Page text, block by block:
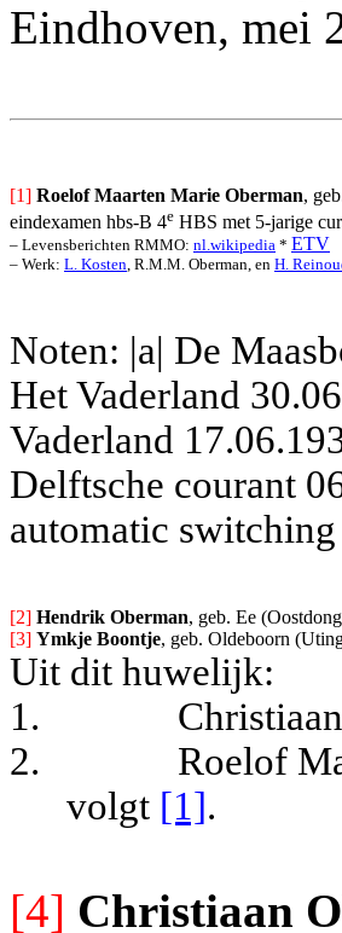
Eindhoven, mei
[1] Roelof Maarten Marie Oberman,
eindexamen hbs-B 4e HBS met 5-jarige
– Levensberichten RMMO: nl.wikipedia * ETV
– Werk: L. Kosten, R.M.M. Oberman, en H.
Noten: |a| De
Het Vaderland
Vaderland
Delftsche courant
automatic
[2] Hendrik Oberman, geb. Ee
[3] Ymkje Boontje, geb. Oldeboorn
Uit dit huwelijk:
1.
2.
Roelof
volgt [1].
[4] Christiaan